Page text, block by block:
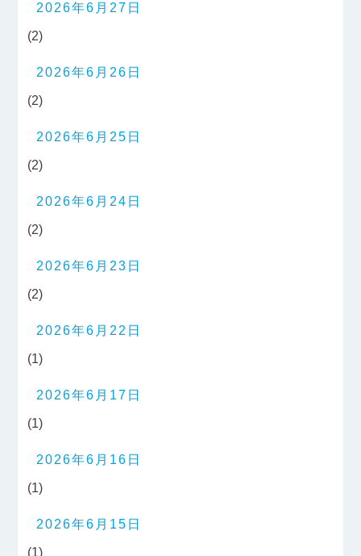
2026年6月27日
(2)
2026年6月26日
(2)
2026年6月25日
(2)
2026年6月24日
(2)
2026年6月23日
(2)
2026年6月22日
(1)
2026年6月17日
(1)
2026年6月16日
(1)
2026年6月15日
(1)